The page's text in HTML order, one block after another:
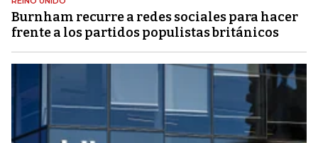
Burnham recurre a redes sociales para hacer
frente a los partidos populistas británicos